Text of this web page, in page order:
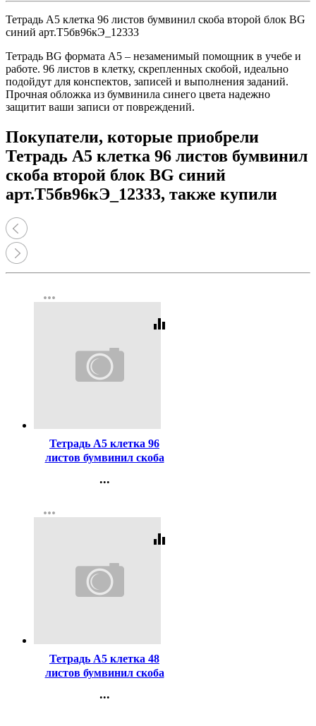
Тетрадь А5 клетка 96 листов бумвинил скоба второй блок BG
синий арт.Т5бв96кЭ_12333
Тетрадь BG формата А5 – незаменимый помощник в учебе и
работе. 96 листов в клетку, скрепленных скобой, идеально
подойдут для конспектов, записей и выполнения заданий.
Прочная обложка из бумвинила синего цвета надежно
защитит ваши записи от повреждений.
Покупатели, которые приобрели
Тетрадь А5 клетка 96 листов бумвинил
скоба второй блок BG синий
арт.Т5бв96кЭ_12333, также купили
more_horiz
equalizer
Тетрадь А5 клетка 96
листов бумвинил скоба
арт.Т5бв96кЭ_12334
...
Регистрация
more_horiz
equalizer
Тетрадь А5 клетка 48
листов бумвинил скоба
арт.Т5бв48кЭ_12318
...